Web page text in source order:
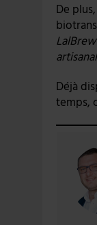
De
artisanal
Déjà
temps,